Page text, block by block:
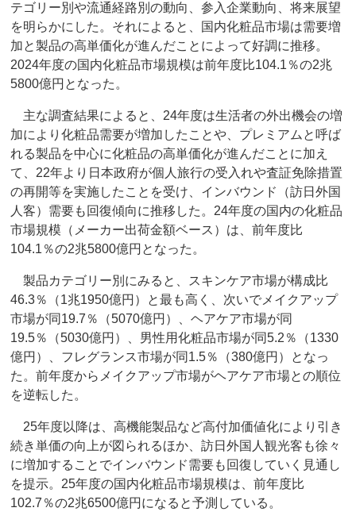
テゴリー別や流通経路別の動向、参入企業動向、将来展望
を明らかにした。それによると、国内化粧品市場は需要増
加と製品の高単価化が進んだことによって好調に推移。
2024年度の国内化粧品市場規模は前年度比104.1％の2兆
5800億円となった。
主な調査結果によると、24年度は生活者の外出機会の増
加により化粧品需要が増加したことや、プレミアムと呼ば
れる製品を中心に化粧品の高単価化が進んだことに加え
て、22年より日本政府が個人旅行の受入れや査証免除措置
の再開等を実施したことを受け、インバウンド（訪日外国
人客）需要も回復傾向に推移した。24年度の国内の化粧品
市場規模（メーカー出荷金額ベース）は、前年度比
104.1％の2兆5800億円となった。
製品カテゴリー別にみると、スキンケア市場が構成比
46.3％（1兆1950億円）と最も高く、次いでメイクアップ
市場が同19.7％（5070億円）、ヘアケア市場が同
19.5％（5030億円）、男性用化粧品市場が同5.2％（1330
億円）、フレグランス市場が同1.5％（380億円）となっ
た。前年度からメイクアップ市場がヘアケア市場との順位
を逆転した。
25年度以降は、高機能製品など高付加価値化により引き
続き単価の向上が図られるほか、訪日外国人観光客も徐々
に増加することでインバウンド需要も回復していく見通し
を提示。25年度の国内化粧品市場規模は、前年度比
102.7％の2兆6500億円になると予測している。